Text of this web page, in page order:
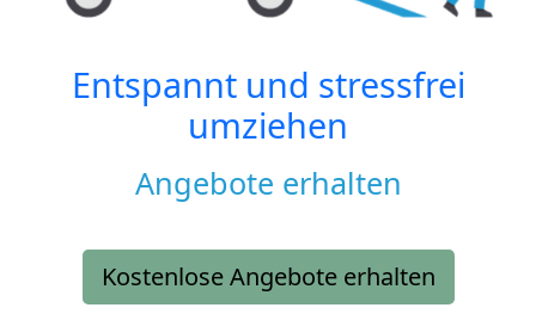
Entspannt und stressfrei
umziehen
Angebote erhalten
Kostenlose Angebote erhalten